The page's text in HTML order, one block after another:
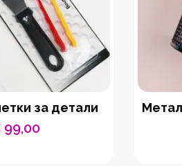
за детали
99,00